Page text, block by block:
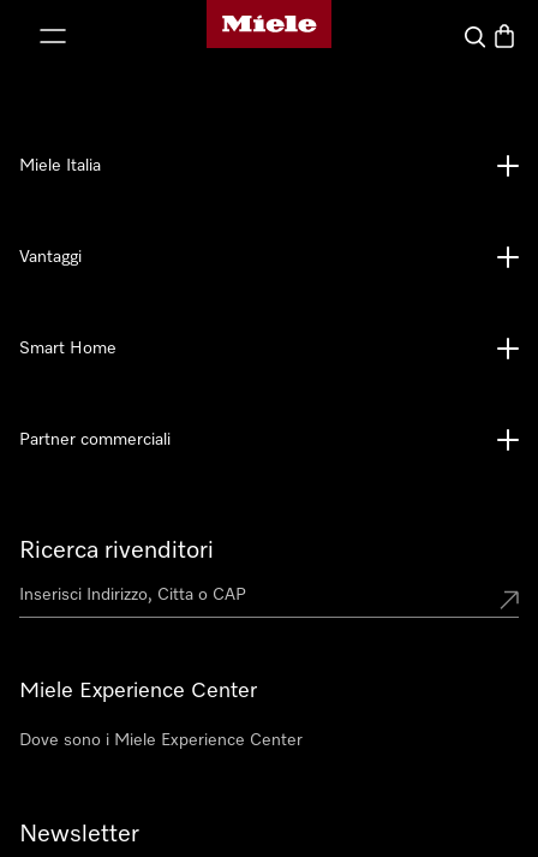
Homepage di Miele
Cerca
Ricerca rivenditori
Miele Experience Center
Dove sono i Miele Experience Center
Newsletter
Miele Italia
Vantaggi
Smart Home
Partner commerciali